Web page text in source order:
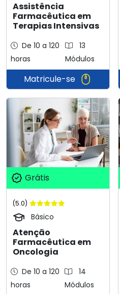
Assistência
Farmacêutica em
Terapias Intensivas
De 10 a 120
horas
13
Módulos
Matricule-se
Grátis
(5.0)
Básico
Atenção
Farmacêutica em
Oncologia
De 10 a 120
horas
14
Módulos